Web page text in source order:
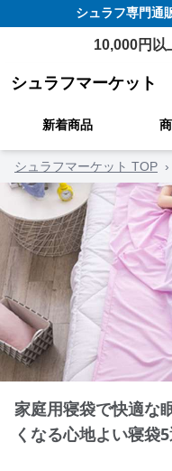
シュラフ専門通
10,000円以
シュラフマーケット
新着商品
シュラフマーケット TOP ›
家庭用寝袋で快適な
くなる心地よい寝袋